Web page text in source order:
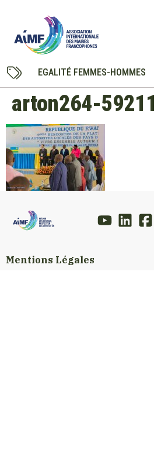
EGALITÉ FEMMES-HOMMES
arton264-59211
Mentions Légales